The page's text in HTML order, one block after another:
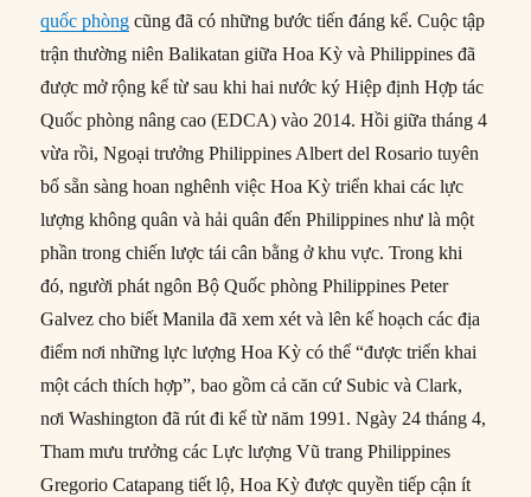
quốc phòng cũng đã có những bước tiến đáng kể. Cuộc tập
trận thường niên Balikatan giữa Hoa Kỳ và Philippines đã
được mở rộng kể từ sau khi hai nước ký Hiệp định Hợp tác
Quốc phòng nâng cao (EDCA) vào 2014. Hồi giữa tháng 4
vừa rồi, Ngoại trưởng Philippines Albert del Rosario tuyên
bố sẵn sàng hoan nghênh việc Hoa Kỳ triển khai các lực
lượng không quân và hải quân đến Philippines như là một
phần trong chiến lược tái cân bằng ở khu vực. Trong khi
đó, người phát ngôn Bộ Quốc phòng Philippines Peter
Galvez cho biết Manila đã xem xét và lên kế hoạch các địa
điểm nơi những lực lượng Hoa Kỳ có thể “được triển khai
một cách thích hợp”, bao gồm cả căn cứ Subic và Clark,
nơi Washington đã rút đi kể từ năm 1991. Ngày 24 tháng 4,
Tham mưu trưởng các Lực lượng Vũ trang Philippines
Gregorio Catapang tiết lộ, Hoa Kỳ được quyền tiếp cận ít